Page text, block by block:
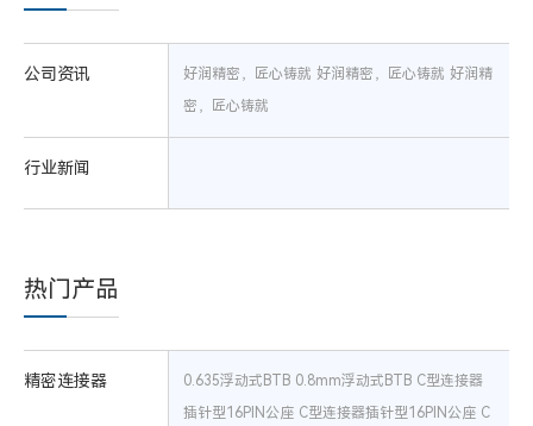
公司资讯 好润精密，匠心铸就 好润精密，匠心铸就 好润精
密，匠心铸就
行业新闻
热门产品
精密连接器 0.635浮动式BTB 0.8mm浮动式BTB C型连接器
插针型16PIN公座 C型连接器插针型16PIN公座 C